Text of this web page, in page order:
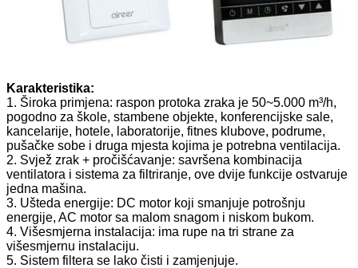
Karakteristika:
1. Široka primjena: raspon protoka zraka je 50~5.000 m³/h,
pogodno za škole, stambene objekte, konferencijske sale,
kancelarije, hotele, laboratorije, fitnes klubove, podrume,
pušačke sobe i druga mjesta kojima je potrebna ventilacija.
2. Svjež zrak + pročišćavanje: savršena kombinacija
ventilatora i sistema za filtriranje, ove dvije funkcije ostvaruje
jedna mašina.
3. Ušteda energije: DC motor koji smanjuje potrošnju
energije, AC motor sa malom snagom i niskom bukom.
4. Višesmjerna instalacija: ima rupe na tri strane za
višesmjernu instalaciju.
5. Sistem filtera se lako čisti i zamjenjuje.